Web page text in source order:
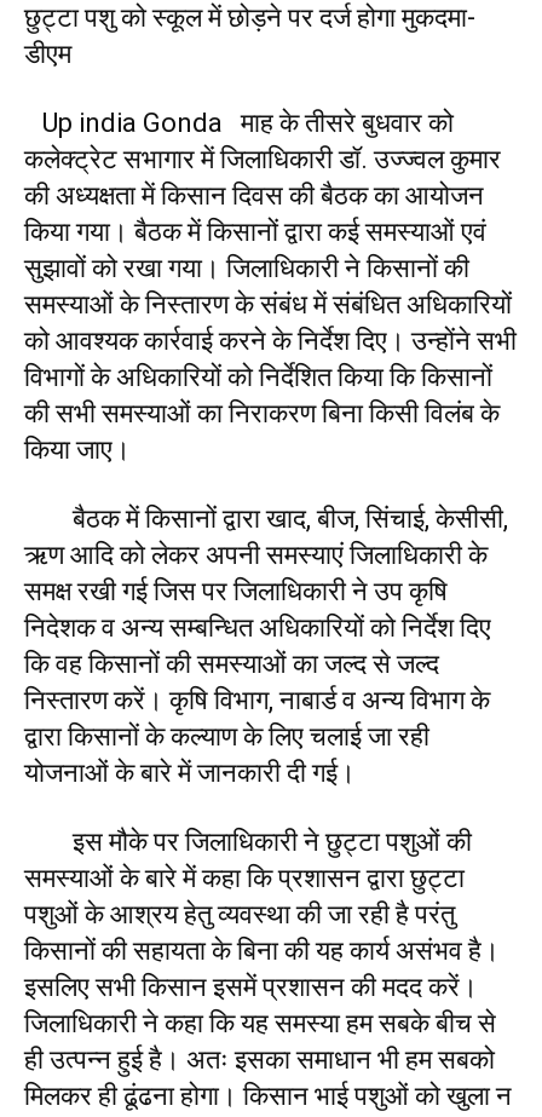
छुट्टा पशु को स्कूल में छोड़ने पर दर्ज होगा मुकदमा-
डीएम
Up india Gonda माह के तीसरे बुधवार को
कलेक्ट्रेट सभागार में जिलाधिकारी डॉ. उज्ज्वल कुमार
की अध्यक्षता में किसान दिवस की बैठक का आयोजन
किया गया। बैठक में किसानों द्वारा कई समस्याओं एवं
सुझावों को रखा गया। जिलाधिकारी ने किसानों की
समस्याओं के निस्तारण के संबंध में संबंधित अधिकारियों
को आवश्यक कार्रवाई करने के निर्देश दिए। उन्होंने सभी
विभागों के अधिकारियों को निर्देशित किया कि किसानों
की सभी समस्याओं का निराकरण बिना किसी विलंब के
किया जाए।
बैठक में किसानों द्वारा खाद, बीज, सिंचाई, केसीसी,
ऋण आदि को लेकर अपनी समस्याएं जिलाधिकारी के
समक्ष रखी गई जिस पर जिलाधिकारी ने उप कृषि
निदेशक व अन्य सम्बन्धित अधिकारियों को निर्देश दिए
कि वह किसानों की समस्याओं का जल्द से जल्द
निस्तारण करें। कृषि विभाग, नाबार्ड व अन्य विभाग के
द्वारा किसानों के कल्याण के लिए चलाई जा रही
योजनाओं के बारे में जानकारी दी गई।
इस मौके पर जिलाधिकारी ने छुट्टा पशुओं की
समस्याओं के बारे में कहा कि प्रशासन द्वारा छुट्टा
पशुओं के आश्रय हेतु व्यवस्था की जा रही है परंतु
किसानों की सहायता के बिना की यह कार्य असंभव है।
इसलिए सभी किसान इसमें प्रशासन की मदद करें।
जिलाधिकारी ने कहा कि यह समस्या हम सबके बीच से
ही उत्पन्न हुई है। अतः इसका समाधान भी हम सबको
मिलकर ही ढूंढना होगा। किसान भाई पशुओं को खुला न